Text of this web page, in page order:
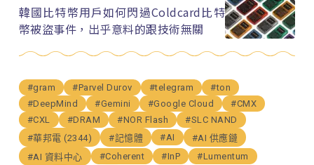
韓國比特幣用戶如何閃過Coldcard比特
幣被盜事件，出乎意料的跟技術無關
#gram #Parvel Durov #telegram
#ton
#DeepMind
#Gemini #Google Cloud
#CMX
#CXL
#DRAM #NOR Flash
#SLC NAND
#華邦電 (2344)
#記憶體 #AI
#AI 供應鏈
#AI 資料中心
#Coherent #InP
#Lumentum